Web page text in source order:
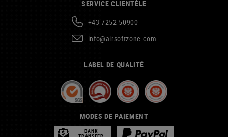
SERVICE CLIENTÈLE
+43 7252 50900
info@airsoftzone.com
LABEL DE QUALITÉ
MODES DE PAIEMENT
BANK